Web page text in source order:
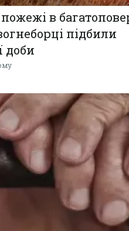
в
підбили
доби